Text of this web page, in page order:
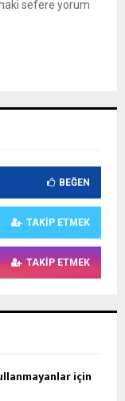
sefere yorum
BEĞEN
TAKIP ETMEK
TAKIP ETMEK
için